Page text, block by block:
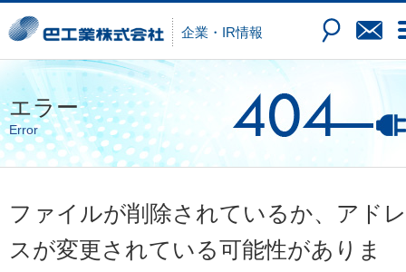
企業・IR情報
エラー
Error
ファイルが削除されているか、アドレ
スが変更されている可能性がありま